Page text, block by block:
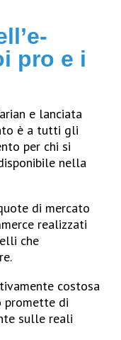
pro e i
e lanciata
è a tutti gli
per chi si
nella
di mercato
realizzati
che
costosa
promette di
sulle reali